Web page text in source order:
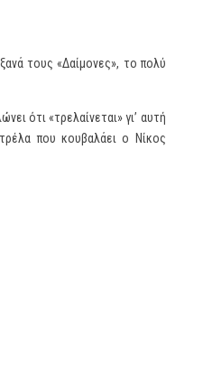
τους «Δαίμονες», το πολύ
ότι «τρελαίνεται» γι’ αυτή
που κουβαλάει ο Νίκος